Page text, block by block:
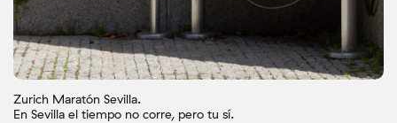
Zurich Maratón Sevilla.
En Sevilla el tiempo no corre, pero tu sí.